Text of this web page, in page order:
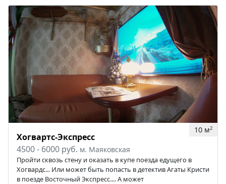
10 м2
Хогвартс-Экспресс
4500 - 6000 руб. м. Маяковская
Пройти сквозь стену и оказать в купе поезда едущего в
Хогвардс... Или может быть попасть в детектив Агаты Кристи
в поезде Восточный Экспресс.... А может